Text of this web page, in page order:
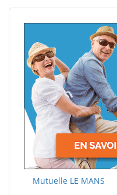
Mutuelle LE MANS